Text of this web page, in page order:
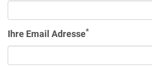
Ihre Email Adresse*